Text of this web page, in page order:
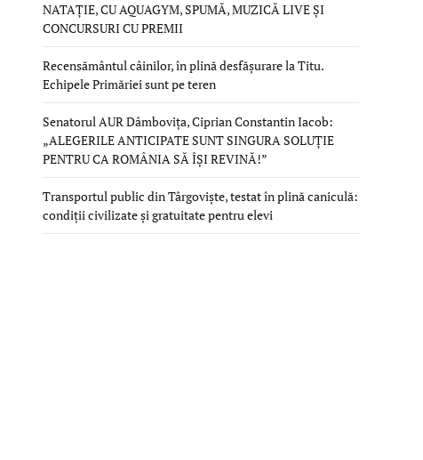
NATAȚIE, CU AQUAGYM, SPUMĂ, MUZICĂ LIVE ȘI
CONCURSURI CU PREMII
Recensământul câinilor, în plină desfășurare la Titu.
Echipele Primăriei sunt pe teren
Senatorul AUR Dâmbovița, Ciprian Constantin Iacob:
„ALEGERILE ANTICIPATE SUNT SINGURA SOLUȚIE
PENTRU CA ROMÂNIA SĂ ÎȘI REVINĂ!”
Transportul public din Târgoviște, testat în plină caniculă:
condiții civilizate și gratuitate pentru elevi